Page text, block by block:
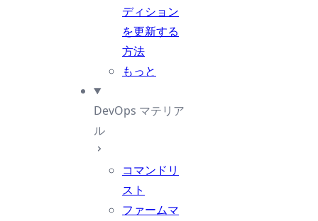
ディション
を更新する
方法
もっと
DevOps マテリア
ル
コマンドリ
スト
ファームマ